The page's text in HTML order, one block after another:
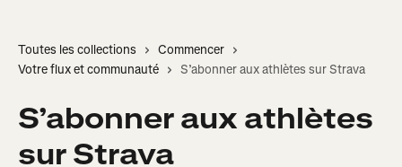
Toutes les collections
Commencer
Votre flux et communauté
S’abonner aux athlètes sur Strava
S’abonner aux athlètes
sur Strava